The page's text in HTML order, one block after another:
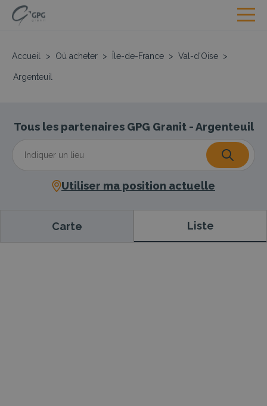
Accueil > Où acheter > Île-de-France > Val-d'Oise >
Argenteuil
Tous les partenaires GPG Granit - Argenteuil
Utiliser ma position actuelle
Carte Liste